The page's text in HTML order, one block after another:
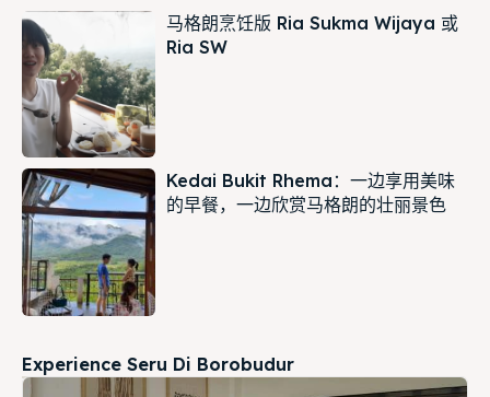
马格朗烹饪版 Ria Sukma Wijaya 或
Ria SW
Kedai Bukit Rhema：一边享用美味
的早餐，一边欣赏马格朗的壮丽景色
Experience Seru Di Borobudur